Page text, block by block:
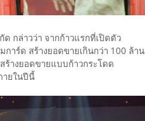
กล่าวว่า จากก้าวแรกที่เปิดตัว
ร์ด สร้างยอดขายเกินกว่า 100 ล้าน
างยอดขายแบบก้าวกระโดด
ายในปีนี้